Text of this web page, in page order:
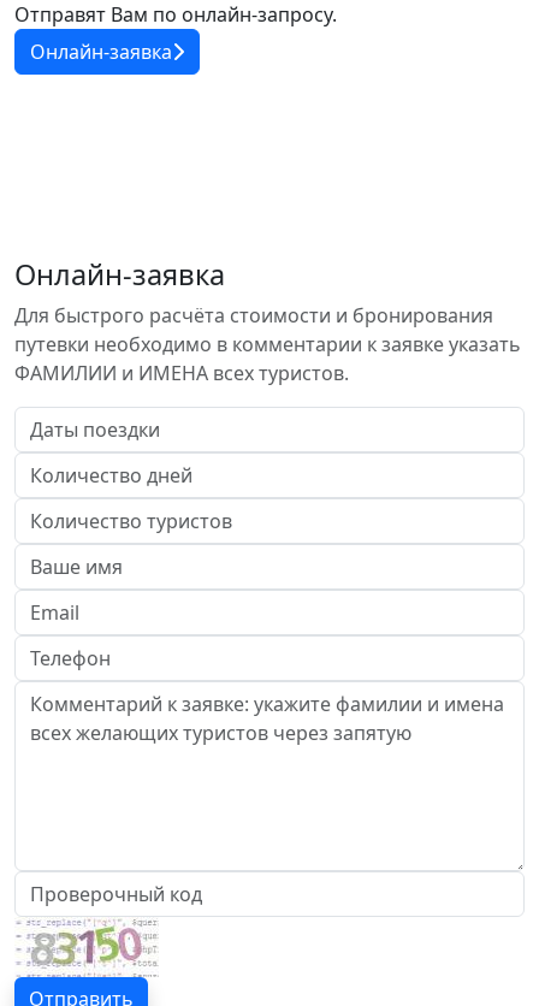
Отправят Вам по онлайн-запросу.
Онлайн-заявка
Онлайн-заявка
Для быстрого расчёта стоимости и бронирования
путевки необходимо в комментарии к заявке указать
ФАМИЛИИ и ИМЕНА всех туристов.